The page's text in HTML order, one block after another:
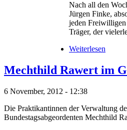
Nach all den
Jürgen Finke,
jeden Freiwilligen
Träger, der
Weiterlesen
Mechthild Rawert im
6 November, 2012 - 12:38
Die Praktikantinnen der Verwaltung
Bundestagsabgeordenten Mechthild